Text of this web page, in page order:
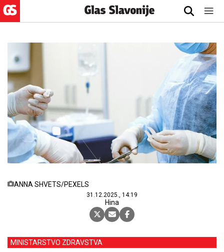
ANNA SHVETS/PEXELS
31.12.2025., 14:19
Hina
MINISTARSTVO ZDRAVSTVA